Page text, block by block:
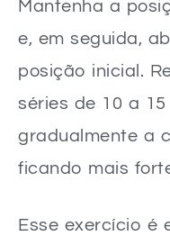
Mantenha a
e, em seguida,
posição inicial.
séries de 10 a
gradualmente a
ficando mais
Esse exercício é